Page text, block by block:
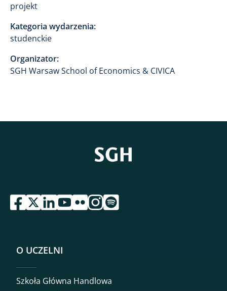
projekt
Kategoria wydarzenia:
studenckie
Organizator:
SGH Warsaw School of Economics & CIVICA
przejdź do serwisu facebook sgh
przejdź do serwisu twitter sgh
przejdź do serwisu linkedin sgh
przejdź do serwisu youtube sgh
przejdź do serwisu flickr sgh
przejdź do serwisu instagram sgh
przejdź do serwisu spotify sgh
O UCZELNI
Szkoła Główna Handlowa